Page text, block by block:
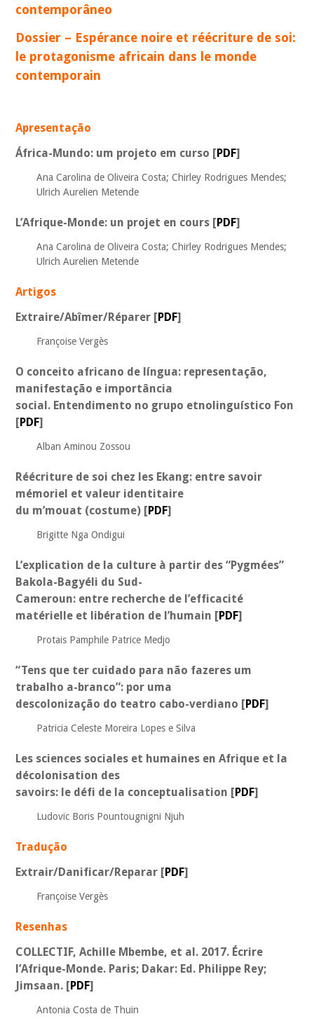
contemporâneo
Dossier – Espérance noire et réécriture de soi:
le protagonisme africain dans le monde
contemporain
Apresentação
África-Mundo: um projeto em curso [PDF]
Ana Carolina de Oliveira Costa; Chirley Rodrigues Mendes;
Ulrich Aurelien Metende
L’Afrique-Monde: un projet en cours [PDF]
Ana Carolina de Oliveira Costa; Chirley Rodrigues Mendes;
Ulrich Aurelien Metende
Artigos
Extraire/Abîmer/Réparer [PDF]
Françoise Vergès
O conceito africano de língua: representação,
manifestação e importância
social. Entendimento no grupo etnolinguístico Fon
[PDF]
Alban Aminou Zossou
Réécriture de soi chez les Ekang: entre savoir
mémoriel et valeur identitaire
du m’mouat (costume) [PDF]
Brigitte Nga Ondigui
L’explication de la culture à partir des “Pygmées”
Bakola-Bagyéli du Sud-
Cameroun: entre recherche de l’efficacité
matérielle et libération de l’humain [PDF]
Protais Pamphile Patrice Medjo
“Tens que ter cuidado para não fazeres um
trabalho a-branco”: por uma
descolonização do teatro cabo-verdiano [PDF]
Patricia Celeste Moreira Lopes e Silva
Les sciences sociales et humaines en Afrique et la
décolonisation des
savoirs: le défi de la conceptualisation [PDF]
Ludovic Boris Pountougnigni Njuh
Tradução
Extrair/Danificar/Reparar [PDF]
Françoise Vergès
Resenhas
COLLECTIF, Achille Mbembe, et al. 2017. Écrire
l’Afrique-Monde. Paris; Dakar: Ed. Philippe Rey;
Jimsaan. [PDF]
Antonia Costa de Thuin